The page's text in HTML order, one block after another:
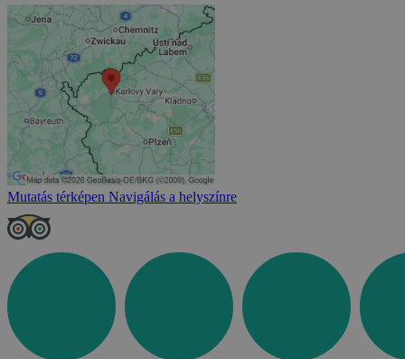
Mutatás térképen Navigálás a helyszínre